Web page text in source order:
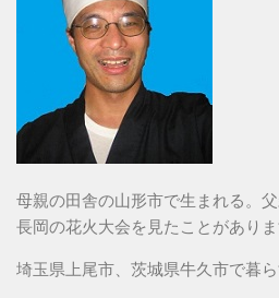
母親の田舎の山形市で生まれる。
長岡の花火大会を見たことがありま
埼玉県上尾市、茨城県牛久市で暮ら